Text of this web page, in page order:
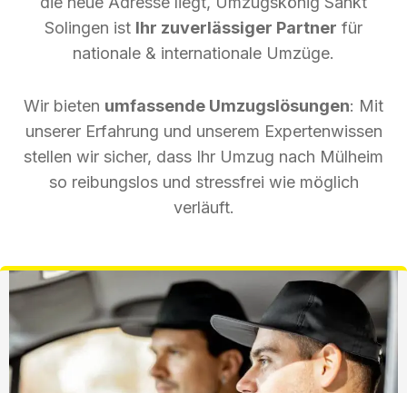
Solingen ist Ihr zuverlässiger Partner für
nationale & internationale Umzüge.
Wir bieten umfassende Umzugslösungen: Mit
unserer Erfahrung und unserem Expertenwissen
stellen wir sicher, dass Ihr Umzug nach Mülheim
so reibungslos und stressfrei wie möglich
verläuft.